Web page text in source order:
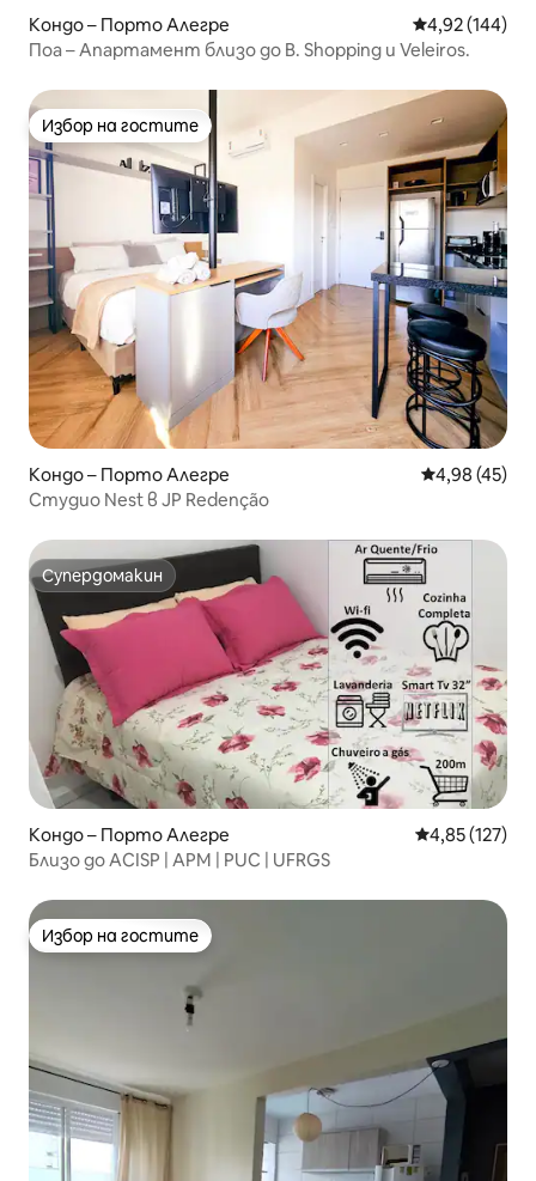
Кондо – Порто Алегре Средна
4,92 (144)
Поа – Апартамент близо до B. Shopping и Veleiros.
Избор на гостите
Избор на гостите
Кондо – Порто Алегре Средна
4,98 (45)
Студио Nest в JP Redenção
Супердомакин
Супердомакин
Кондо – Порто Алегре Средна
4,85 (127)
Близо до ACISP | APM | PUC | UFRGS
Избор на гостите
Избор на гостите